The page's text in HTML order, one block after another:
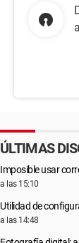
ÚLTIMAS
Imposible usar
a las 15:10
Utilidad de
a las 14:48